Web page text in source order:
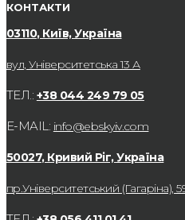
КОНТАКТИ
03110, Київ, Україна
вул, Університетська 13 А
ТЕЛ.: +38 044 249 79 05
E-MAIL: info@ebskyiv.com
50027, Кривий Ріг, Україна
пр.Університетський (Гагаріна),